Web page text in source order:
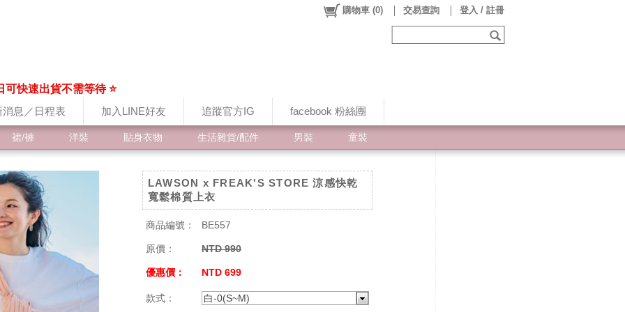
消息／日程表 加入LINE好友 追蹤官方IG facebook 粉絲團
購物車 (0) 交易查詢 登入 / 註冊
可快速出貨不需等待 ⭐
裙/褲 洋裝 貼身衣物 生活雜貨/配件 男裝 童裝
LAWSON x FREAK'S STORE 涼感快乾
寬鬆棉質上衣
商品編號： BE557
原價： NTD 990
優惠價： NTD 699
款式： 白-0(S~M)